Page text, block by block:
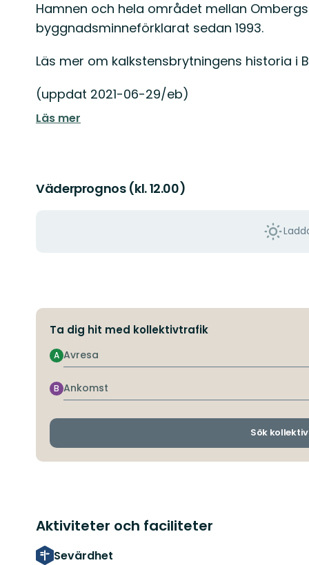
Hamnen och hela området mellan
byggnadsminneförklarat sedan 1993.
Läs mer om kalkstensbrytningens historia i
(uppdat 2021-06-29/eb)
Läs mer
Väderprognos (kl. 12.00)
Ta dig hit med kollektivtrafik
Avresa
A
Ankomst
B
Sök
Aktiviteter och faciliteter
Sevärdhet